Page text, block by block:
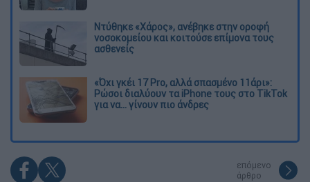
Ντύθηκε «Χάρος», ανέβηκε στην οροφή
νοσοκομείου και κοιτούσε επίμονα τους
ασθενείς
«Όχι γκέι 17 Pro, αλλά σπασμένο 11άρι»:
Ρώσοι διαλύουν τα iPhone τους στο TikTok
για να... γίνουν πιο άνδρες
επόμενο
άρθρο